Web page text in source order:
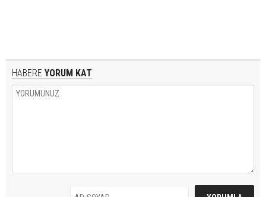
HABERE YORUM KAT